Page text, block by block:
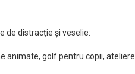
de distracție și veselie:
animate, golf pentru copii, ateliere